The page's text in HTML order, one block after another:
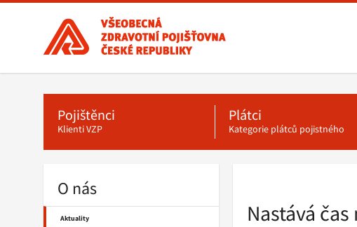
Všeobecná
zdravotní
pojišťovna
ČR,
hlavní
stránka
Pojištěnci
Klienti VZP
Plátci
Kategorie plátců pojistného
O nás
Aktuality
Nastává